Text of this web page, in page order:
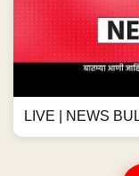
LIVE | NEWS